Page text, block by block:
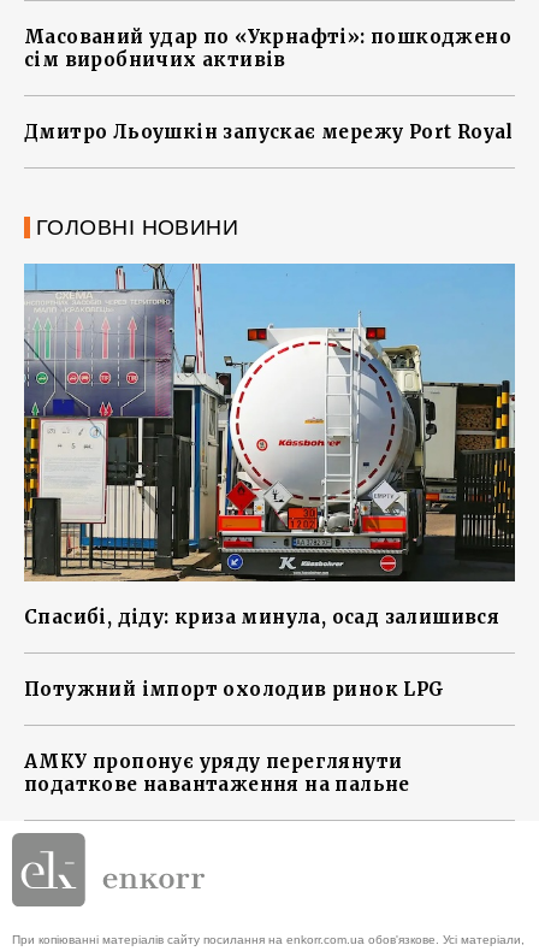
Масований удар по «Укрнафті»: пошкоджено
сім виробничих активів
Дмитро Льоушкін запускає мережу Port Royal
ГОЛОВНІ НОВИНИ
Спасибі, діду: криза минула, осад залишився
Потужний імпорт охолодив ринок LPG
АМКУ пропонує уряду переглянути
податкове навантаження на пальне
При копіюванні матеріалів сайту посилання на enkorr.com.ua обов'язкове. Усі матеріали,